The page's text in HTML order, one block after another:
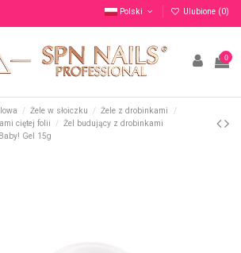
Polski Ulubione (0)
0
Żele w słoiczku
Żele z drobinkami
ciętej folii
Żel budujący z drobinkami
Gel 15g